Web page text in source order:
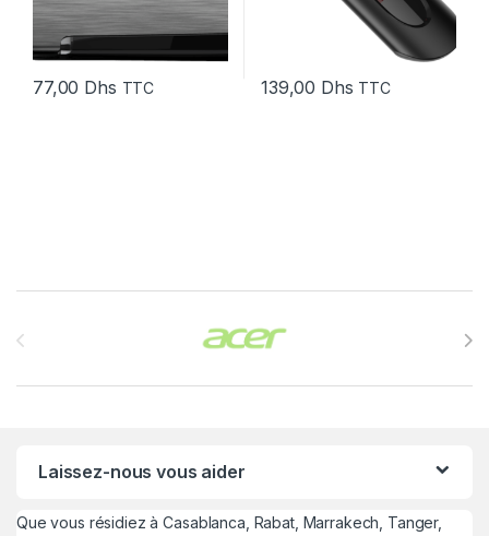
77,00 Dhs TTC 139,00 Dhs TTC
Laissez-nous vous aider
Que vous résidiez à Casablanca, Rabat, Marrakech, Tanger,